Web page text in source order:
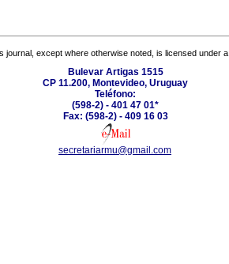
journal, except where otherwise noted, is licensed under a
Bulevar Artigas 1515
CP 11.200, Montevideo, Uruguay
Teléfono:
(598-2) - 401 47 01*
Fax: (598-2) - 409 16 03
secretariarmu@gmail.com